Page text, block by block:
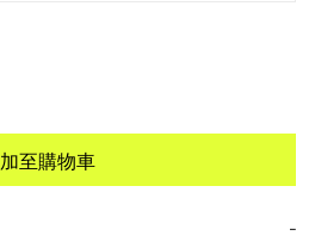
加至購物車
−